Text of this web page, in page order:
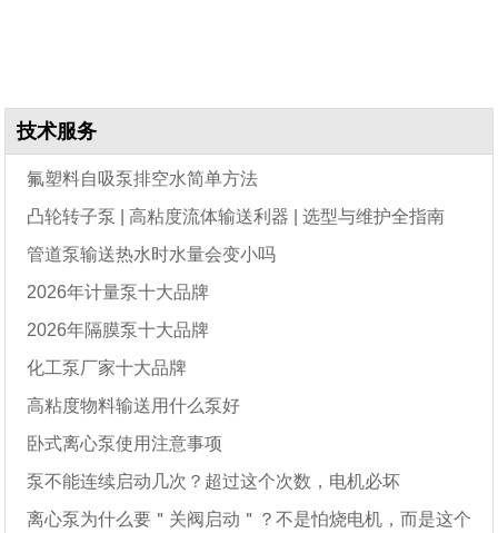
技术服务
氟塑料自吸泵排空水简单方法
凸轮转子泵 | 高粘度流体输送利器 | 选型与维护全指南
管道泵输送热水时水量会变小吗
2026年计量泵十大品牌
2026年隔膜泵十大品牌
化工泵厂家十大品牌
高粘度物料输送用什么泵好
卧式离心泵使用注意事项
泵不能连续启动几次？超过这个次数，电机必坏
离心泵为什么要＂关阀启动＂？不是怕烧电机，而是这个